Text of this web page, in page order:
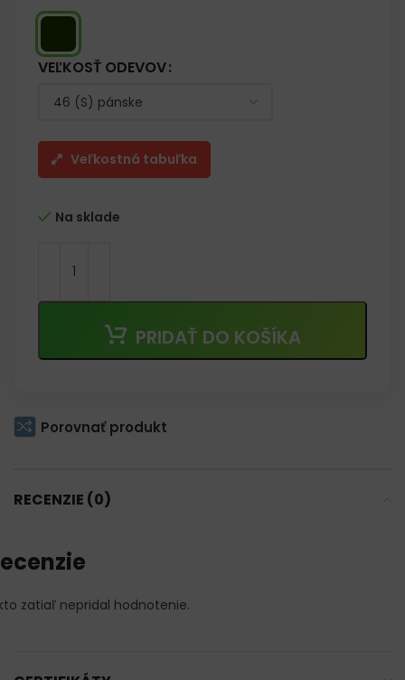
VEĽKOSŤ ODEVOV
Veľkostná tabuľka
Na sklade
PRIDAŤ DO KOŠÍKA
Porovnať produkt
RECENZIE (0)
zatiaľ nepridal hodnotenie.